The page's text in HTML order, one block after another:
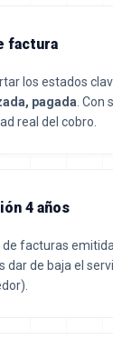
factura
los estados
pagada . Con
real del cobro.
4 años
facturas
dar de baja el